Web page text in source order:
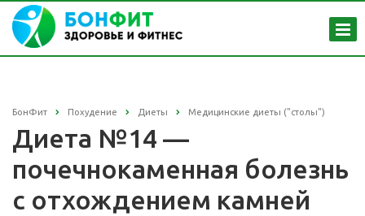
БонФит Похудение Диеты Медицинские диеты ("столы")
Диета №14 —
почечнокаменная болезнь
с отхождением камней